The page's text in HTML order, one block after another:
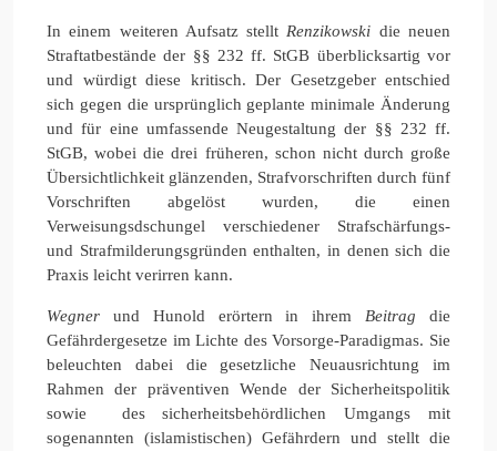
In einem weiteren Aufsatz stellt Renzikowski die neuen
Straftatbestände der §§ 232 ff. StGB überblicksartig vor
und würdigt diese kritisch. Der Gesetzgeber entschied
sich gegen die ursprünglich geplante minimale Änderung
und für eine umfassende Neugestaltung der §§ 232 ff.
StGB, wobei die drei früheren, schon nicht durch große
Übersichtlichkeit glänzenden, Strafvorschriften durch fünf
Vorschriften abgelöst wurden, die einen
Verweisungsdschungel verschiedener Strafschärfungs-
und Strafmilderungsgründen enthalten, in denen sich die
Praxis leicht verirren kann.
Wegner und Hunold erörtern in ihrem Beitrag die
Gefährdergesetze im Lichte des Vorsorge-Paradigmas. Sie
beleuchten dabei die gesetzliche Neuausrichtung im
Rahmen der präventiven Wende der Sicherheitspolitik
sowie des sicherheitsbehördlichen Umgangs mit
sogenannten (islamistischen) Gefährdern und stellt die